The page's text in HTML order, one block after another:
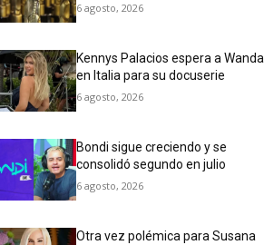
6 agosto, 2026
Kennys Palacios espera a Wanda
en Italia para su docuserie
6 agosto, 2026
Bondi sigue creciendo y se
consolidó segundo en julio
6 agosto, 2026
Otra vez polémica para Susana